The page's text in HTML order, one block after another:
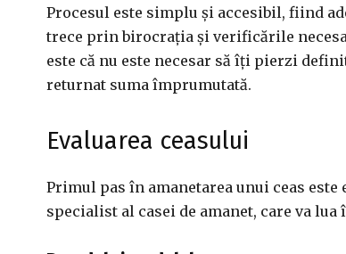
Procesul este simplu și accesibil, fiind
trece prin birocrația și verificările
este că nu este necesar să îți pierzi
returnat suma împrumutată.
Evaluarea ceasului
Primul pas în amanetarea unui ceas este
specialist al casei de amanet, care va